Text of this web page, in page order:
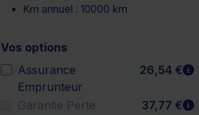
Km annuel : 10000 km
Vos options
Assurance
Emprunteur
26,54 €
Garantie Perte
37,77 €